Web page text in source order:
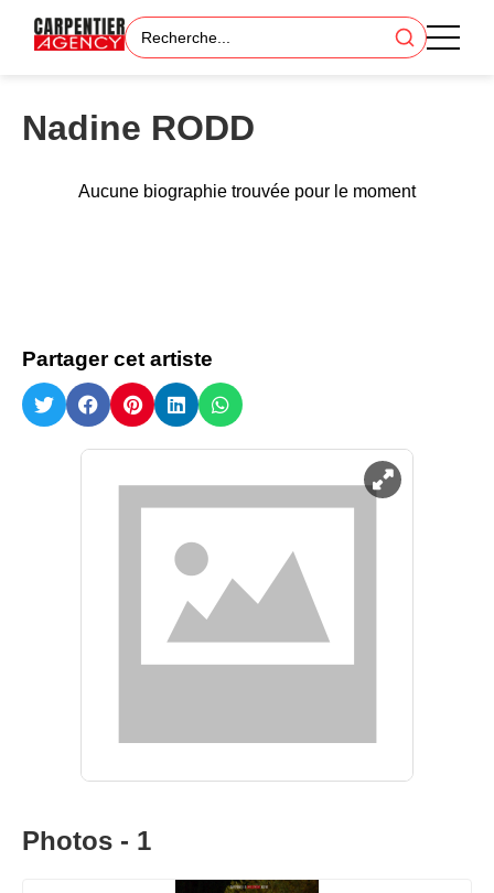
Nadine RODD
Aucune biographie trouvée pour le moment
Partager cet artiste
Photos - 1